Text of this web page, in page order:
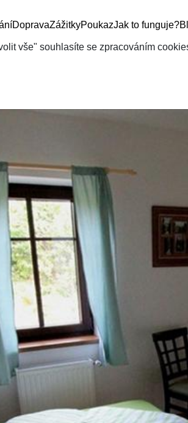
DopravaZážitkyPoukazJak to funguje?
vše" souhlasíte se zpracováním